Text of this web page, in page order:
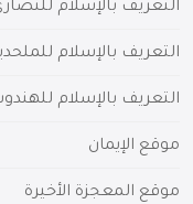
التعريف بالإسلام
التعريف بالإسلام
التعريف بالإسلام
موقع الإيمان
موقع المعجزة الأخيرة